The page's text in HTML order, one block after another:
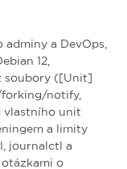
a DevOps,
12,
soubory ([Unit]
notify,
vlastního unit
a limity
journalctl a
otázkami o